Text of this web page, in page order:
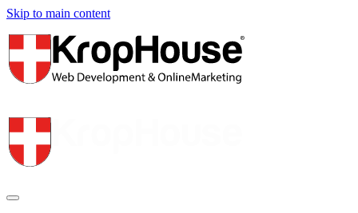
Skip to main content